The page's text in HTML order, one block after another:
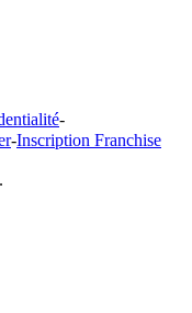
-
-Inscription Franchise